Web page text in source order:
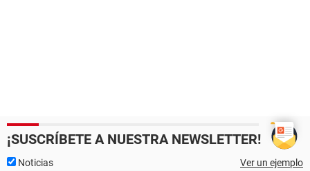
¡SUSCRÍBETE A NUESTRA NEWSLETTER!
Noticias Ver un ejemplo